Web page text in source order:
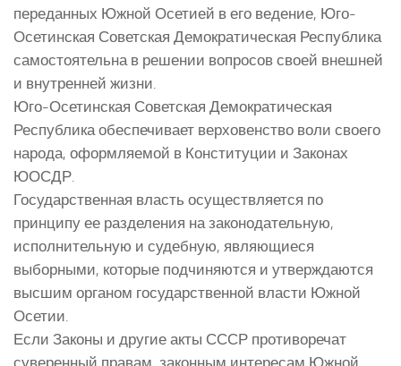
переданных Южной Осетией в его ведение, Юго-
Осетинская Советская Демократическая Республика
самостоятельна в решении вопросов своей внешней
и внутренней жизни.
Юго-Осетинская Советская Демократическая
Республика обеспечивает верховенство воли своего
народа, оформляемой в Конституции и Законах
ЮОСДР.
Государственная власть осуществляется по
принципу ее разделения на законодательную,
исполнительную и судебную, являющиеся
выборными, которые подчиняются и утверждаются
высшим органом государственной власти Южной
Осетии.
Если Законы и другие акты СССР противоречат
суверенный правам, законным интересам Южной